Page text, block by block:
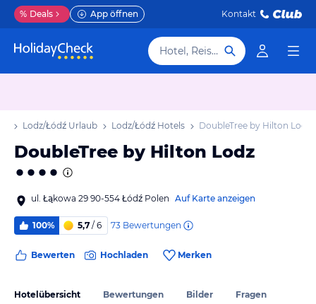
% Deals App öffnen Kontakt
Hotel, Reiseziel
Lodz/Łódź Urlaub Lodz/Łódź Hotels DoubleTree by Hilton Lodz
DoubleTree by Hilton Lodz
ul. Łąkowa 29 90-554 Łódź Polen Auf Karte anzeigen
100% 5,7 / 6 73 Bewertungen
Bewerten Hochladen Merken
Hotelübersicht Bewertungen Bilder Fragen